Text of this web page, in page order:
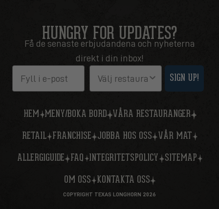
HUNGRY FOR UPDATES?
Få de senaste erbjudandena och nyheterna
direkt i din inbox!
SIGN UP!
HEM MENY/BOKA BORD VÅRA RESTAURANGER
RETAIL FRANCHISE JOBBA HOS OSS VÅR MAT
ALLERGIGUIDE FAQ INTEGRITETSPOLICY SITEMAP
OM OSS KONTAKTA OSS
COPYRIGHT TEXAS LONGHORN 2026